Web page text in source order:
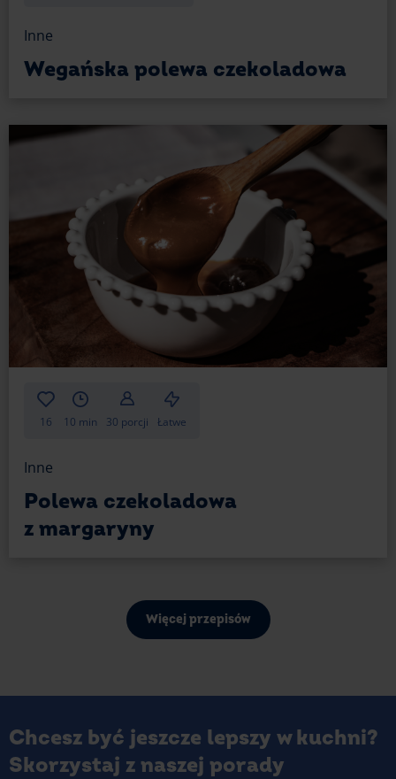
Inne
Wegańska polewa czekoladowa
16 10 min 30 porcji Łatwe
Inne
Polewa czekoladowa
z margaryny
Więcej przepisów
Chcesz być jeszcze lepszy w kuchni?
Skorzystaj z naszej porady